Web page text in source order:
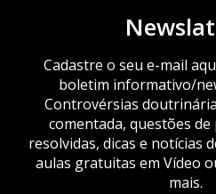
Cadastre o seu e-mail
boletim informativo/
Controvérsias
comentada, questões
resolvidas, dicas e notícias
aulas gratuitas em Vídeo
mais.